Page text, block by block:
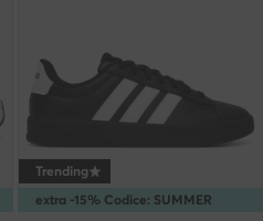
extra -15% Codice: SUMMER
Trending